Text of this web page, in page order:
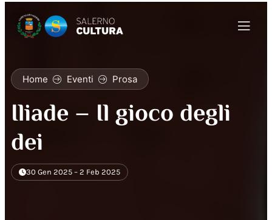
Home Eventi Prosa
Iliade – Il gioco degli
dei
30 Gen 2025 – 2 Feb 2025